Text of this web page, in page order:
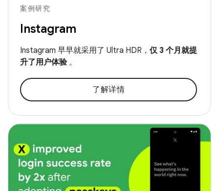
案例研究
Instagram
Instagram 早早就采用了 Ultra HDR， 仅 3 个月就提
升了用户体验 。
了解详情